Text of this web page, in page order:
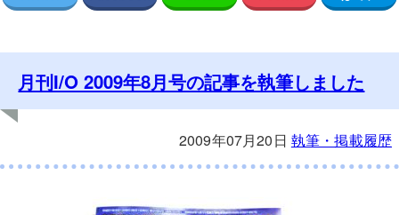
月刊I/O 2009年8月号の記事を執筆しました
2009年07月20日 執筆・掲載履歴